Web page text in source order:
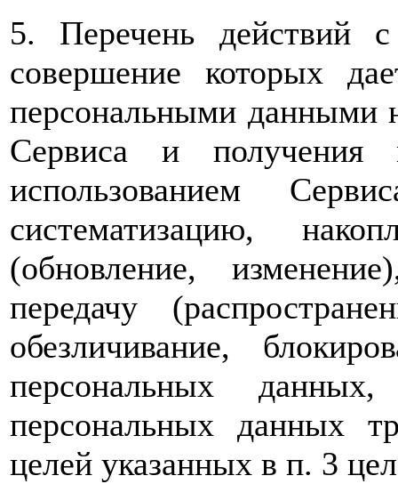
5. Перечень действий
совершение которых
персональными данными
Сервиса и получения
использованием
систематизацию,
(обновление,
передачу
обезличивание,
персональных данных,
персональных данных
целей указанных в п. 3